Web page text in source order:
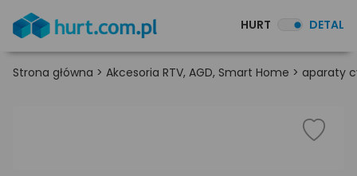
HURT DETAL
Strona główna > Akcesoria RTV, AGD, Smart Home > aparaty